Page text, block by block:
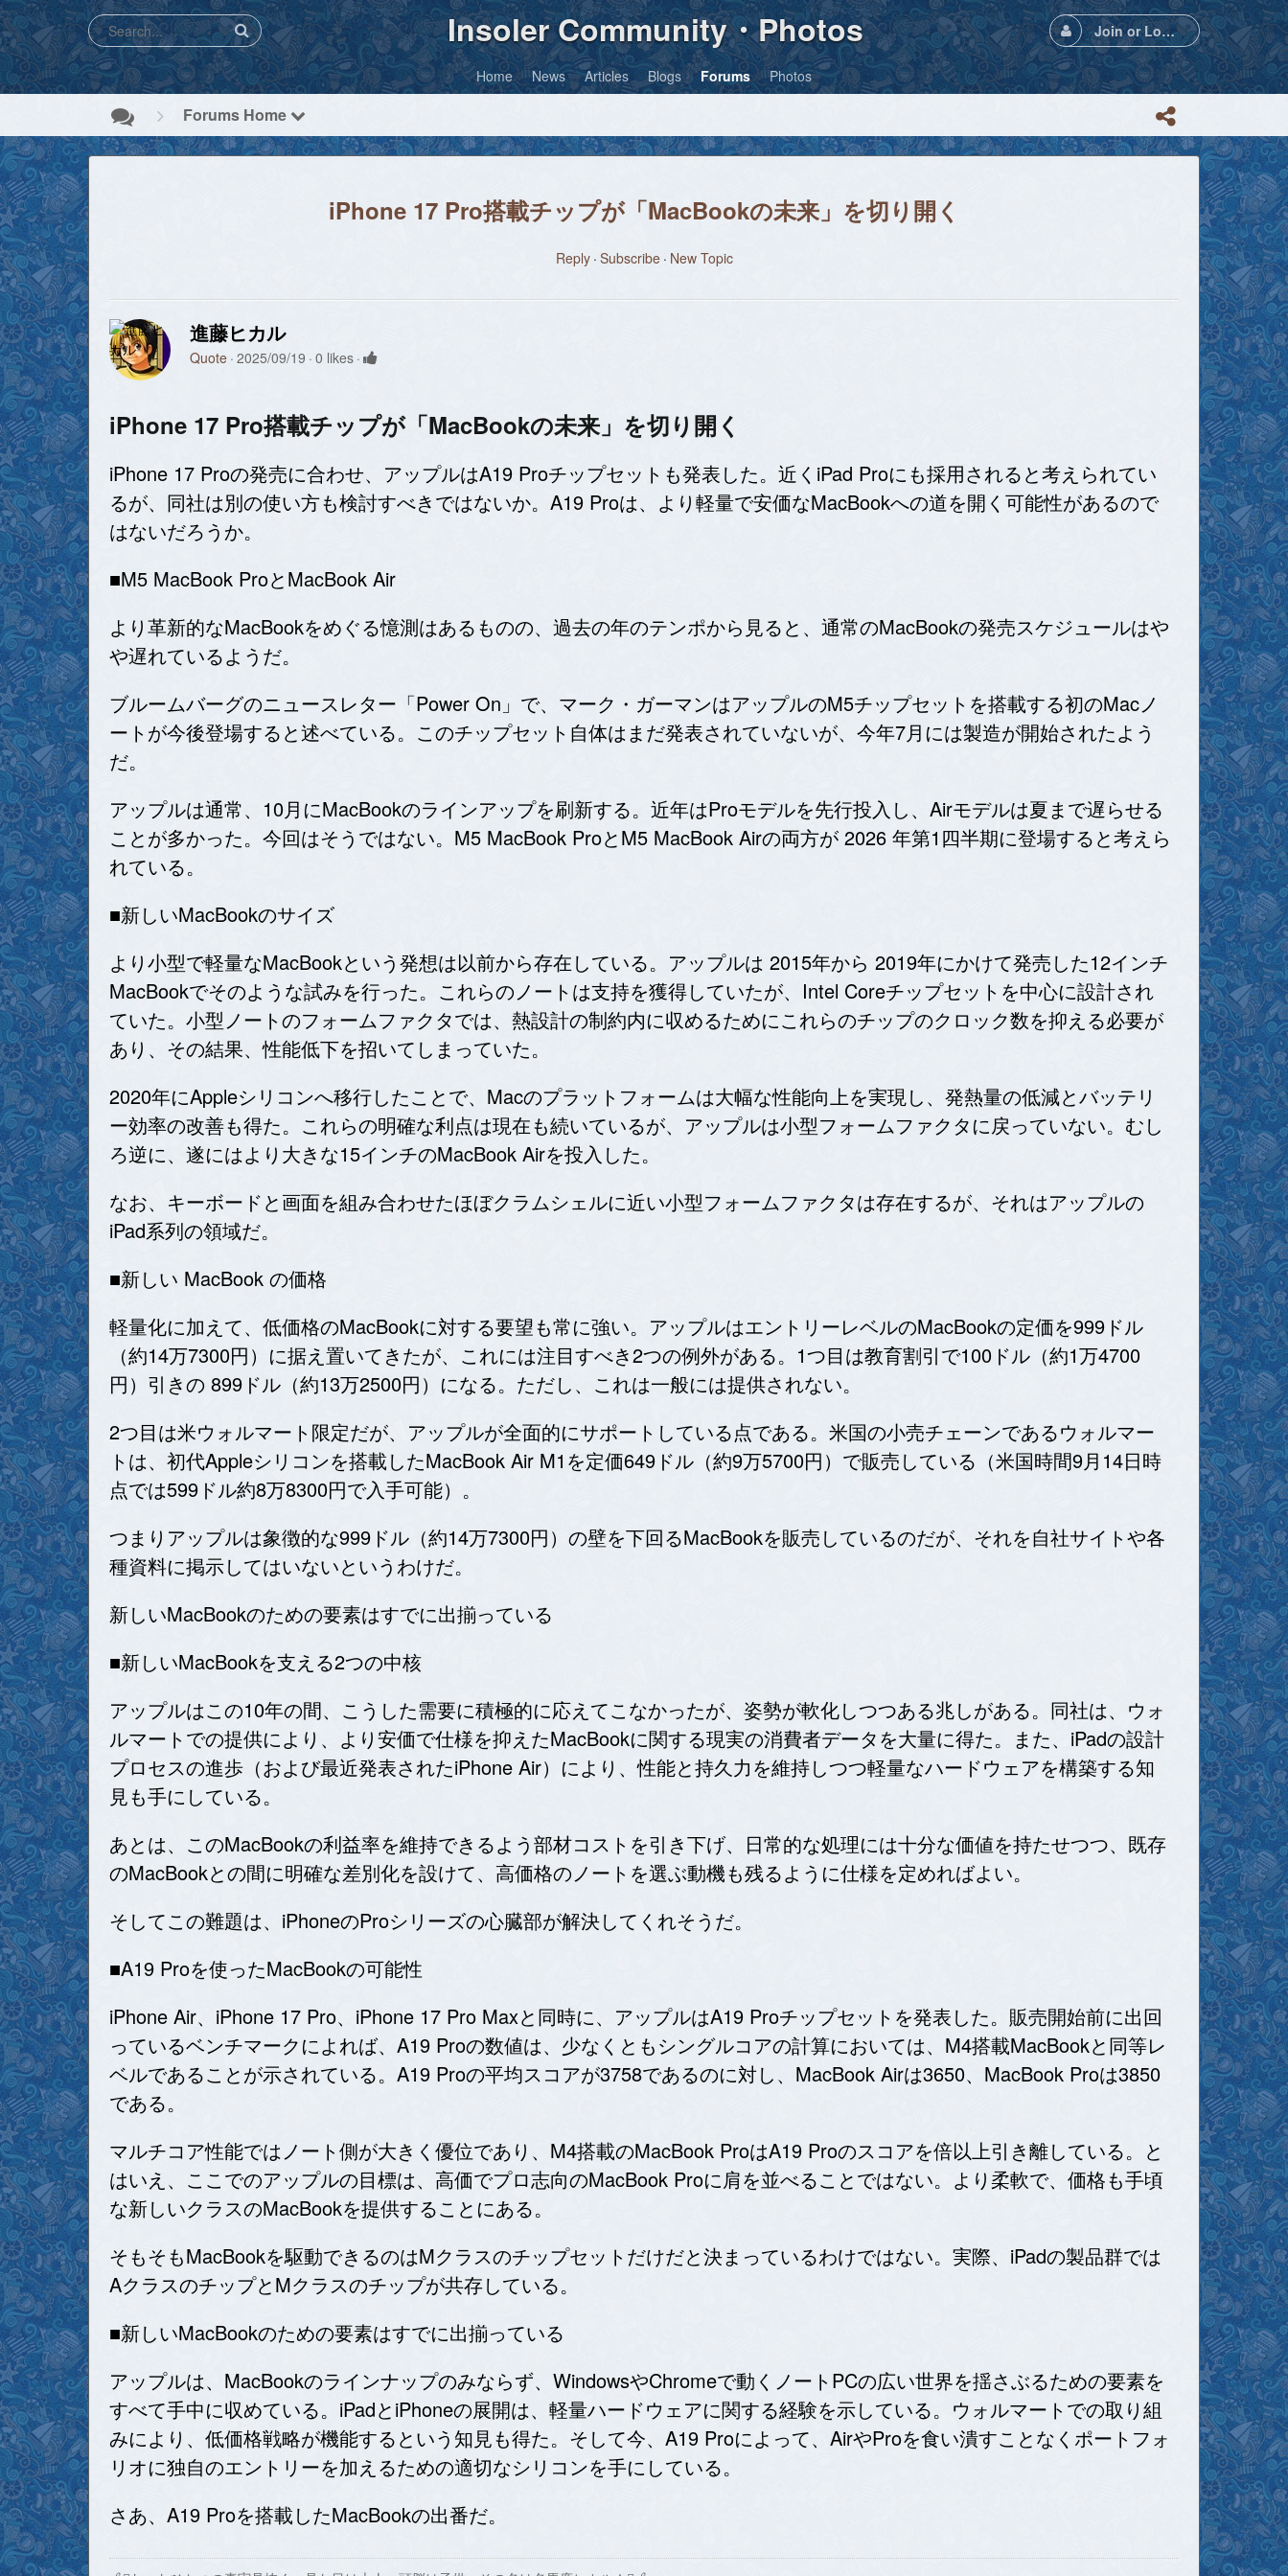
Insoler Community・Photos Join or Login
Home News Articles Blogs Forums Photos
Forums Home
iPhone 17 Pro搭載チップが「MacBookの未来」を切り開く
Reply Subscribe New Topic
進藤ヒカル
Quote 2025/09/19 0 likes
iPhone 17 Pro搭載チップが「MacBookの未来」を切り開く
iPhone 17 Proの発売に合わせ、アップルはA19 Proチップセットも発表した。近くiPad Proにも採用されると考えられてい
るが、同社は別の使い方も検討すべきではないか。A19 Proは、より軽量で安価なMacBookへの道を開く可能性があるので
はないだろうか。
■M5 MacBook ProとMacBook Air
より革新的なMacBookをめぐる憶測はあるものの、過去の年のテンポから見ると、通常のMacBookの発売スケジュールはや
や遅れているようだ。
ブルームバーグのニュースレター「Power On」で、マーク・ガーマンはアップルのM5チップセットを搭載する初のMacノ
ートが今後登場すると述べている。このチップセット自体はまだ発表されていないが、今年7月には製造が開始されたよう
だ。
アップルは通常、10月にMacBookのラインアップを刷新する。近年はProモデルを先行投入し、Airモデルは夏まで遅らせる
ことが多かった。今回はそうではない。M5 MacBook ProとM5 MacBook Airの両方が 2026 年第1四半期に登場すると考えら
れている。
■新しいMacBookのサイズ
より小型で軽量なMacBookという発想は以前から存在している。アップルは 2015年から 2019年にかけて発売した12インチ
MacBookでそのような試みを行った。これらのノートは支持を獲得していたが、Intel Coreチップセットを中心に設計され
ていた。小型ノートのフォームファクタでは、熱設計の制約内に収めるためにこれらのチップのクロック数を抑える必要が
あり、その結果、性能低下を招いてしまっていた。
2020年にAppleシリコンへ移行したことで、Macのプラットフォームは大幅な性能向上を実現し、発熱量の低減とバッテリ
ー効率の改善も得た。これらの明確な利点は現在も続いているが、アップルは小型フォームファクタに戻っていない。むし
ろ逆に、遂にはより大きな15インチのMacBook Airを投入した。
なお、キーボードと画面を組み合わせたほぼクラムシェルに近い小型フォームファクタは存在するが、それはアップルの
iPad系列の領域だ。
■新しい MacBook の価格
軽量化に加えて、低価格のMacBookに対する要望も常に強い。アップルはエントリーレベルのMacBookの定価を999ドル
（約14万7300円）に据え置いてきたが、これには注目すべき2つの例外がある。1つ目は教育割引で100ドル（約1万4700
円）引きの 899ドル（約13万2500円）になる。ただし、これは一般には提供されない。
2つ目は米ウォルマート限定だが、アップルが全面的にサポートしている点である。米国の小売チェーンであるウォルマー
トは、初代Appleシリコンを搭載したMacBook Air M1を定価649ドル（約9万5700円）で販売している（米国時間9月14日時
点では599ドル約8万8300円で入手可能）。
つまりアップルは象徴的な999ドル（約14万7300円）の壁を下回るMacBookを販売しているのだが、それを自社サイトや各
種資料に掲示してはいないというわけだ。
新しいMacBookのための要素はすでに出揃っている
■新しいMacBookを支える2つの中核
アップルはこの10年の間、こうした需要に積極的に応えてこなかったが、姿勢が軟化しつつある兆しがある。同社は、ウォ
ルマートでの提供により、より安価で仕様を抑えたMacBookに関する現実の消費者データを大量に得た。また、iPadの設計
プロセスの進歩（および最近発表されたiPhone Air）により、性能と持久力を維持しつつ軽量なハードウェアを構築する知
見も手にしている。
あとは、このMacBookの利益率を維持できるよう部材コストを引き下げ、日常的な処理には十分な価値を持たせつつ、既存
のMacBookとの間に明確な差別化を設けて、高価格のノートを選ぶ動機も残るように仕様を定めればよい。
そしてこの難題は、iPhoneのProシリーズの心臓部が解決してくれそうだ。
■A19 Proを使ったMacBookの可能性
iPhone Air、iPhone 17 Pro、iPhone 17 Pro Maxと同時に、アップルはA19 Proチップセットを発表した。販売開始前に出回
っているベンチマークによれば、A19 Proの数値は、少なくともシングルコアの計算においては、M4搭載MacBookと同等レ
ベルであることが示されている。A19 Proの平均スコアが3758であるのに対し、MacBook Airは3650、MacBook Proは3850
である。
マルチコア性能ではノート側が大きく優位であり、M4搭載のMacBook ProはA19 Proのスコアを倍以上引き離している。と
はいえ、ここでのアップルの目標は、高価でプロ志向のMacBook Proに肩を並べることではない。より柔軟で、価格も手頃
な新しいクラスのMacBookを提供することにある。
そもそもMacBookを駆動できるのはMクラスのチップセットだけだと決まっているわけではない。実際、iPadの製品群では
AクラスのチップとMクラスのチップが共存している。
■新しいMacBookのための要素はすでに出揃っている
アップルは、MacBookのラインナップのみならず、WindowsやChromeで動くノートPCの広い世界を揺さぶるための要素を
すべて手中に収めている。iPadとiPhoneの展開は、軽量ハードウェアに関する経験を示している。ウォルマートでの取り組
みにより、低価格戦略が機能するという知見も得た。そして今、A19 Proによって、AirやProを食い潰すことなくポートフォ
リオに独自のエントリーを加えるための適切なシリコンを手にしている。
さあ、A19 Proを搭載したMacBookの出番だ。